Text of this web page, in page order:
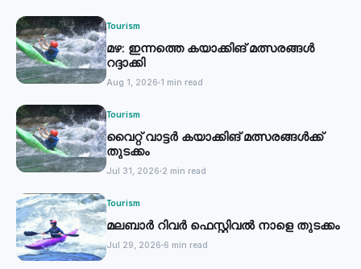
Tourism
മഴ: ഇന്നത്തെ കയാക്കിങ് മത്സരങ്ങൾ
റദ്ദാക്കി
Aug 1, 2026 1 min read
Tourism
വൈറ്റ് വാട്ടര്‍ കയാക്കിങ് മത്സരങ്ങള്‍ക്ക്
തുടക്കം
Jul 31, 2026 2 min read
Tourism
മലബാർ റിവർ ഫെസ്റ്റിവൽ നാളെ തുടക്കം
Jul 29, 2026 6 min read